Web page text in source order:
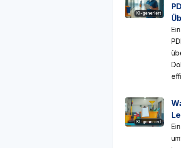
KI-generiert
KI-generiert